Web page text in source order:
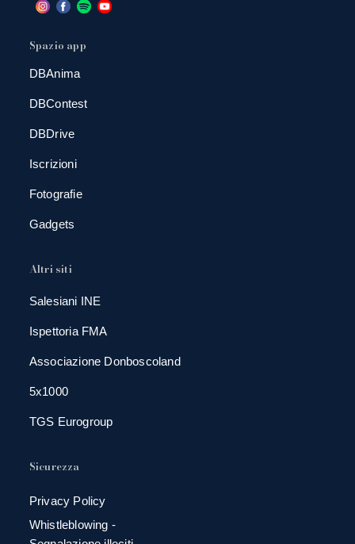
Spazio app
DBAnima
DBContest
DBDrive
Iscrizioni
Fotografie
Gadgets
Altri siti
Salesiani INE
Ispettoria FMA
Associazione Donboscoland
5x1000
TGS Eurogroup
Sicurezza
Privacy Policy
Whistleblowing -